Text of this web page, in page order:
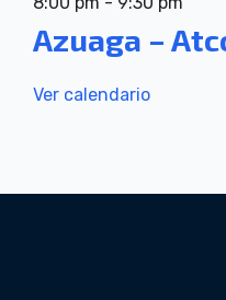
Azuaga –
Ver calendario